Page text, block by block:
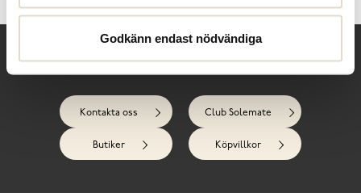
Godkänn endast nödvändiga
Behöver du hjälp?
Kontakta oss Club Solemate
Butiker Köpvillkor